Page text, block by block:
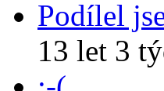
Podílel
13 let 3